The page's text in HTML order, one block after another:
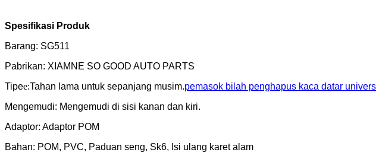
Spesifikasi Produk
Barang: SG511
Pabrikan: XIAMNE SO GOOD AUTO PARTS
Tipee:Tahan lama untuk sepanjang musim.pemasok bilah penghapus kaca datar
Mengemudi: Mengemudi di sisi kanan dan kiri.
Adaptor: Adaptor POM
Bahan: POM, PVC, Paduan seng, Sk6, Isi ulang karet alam